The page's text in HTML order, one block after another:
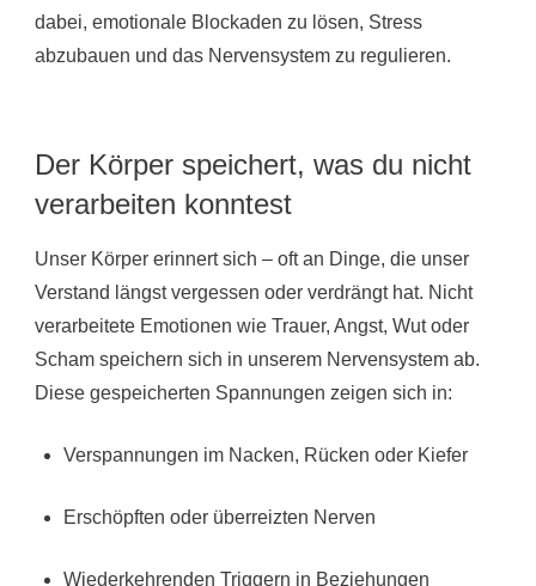
dabei, emotionale Blockaden zu lösen, Stress
abzubauen und das Nervensystem zu regulieren.
Der Körper speichert, was du nicht
verarbeiten konntest
Unser Körper erinnert sich – oft an Dinge, die unser
Verstand längst vergessen oder verdrängt hat. Nicht
verarbeitete Emotionen wie Trauer, Angst, Wut oder
Scham speichern sich in unserem Nervensystem ab.
Diese gespeicherten Spannungen zeigen sich in:
Verspannungen im Nacken, Rücken oder Kiefer
Erschöpften oder überreizten Nerven
Wiederkehrenden Triggern in Beziehungen